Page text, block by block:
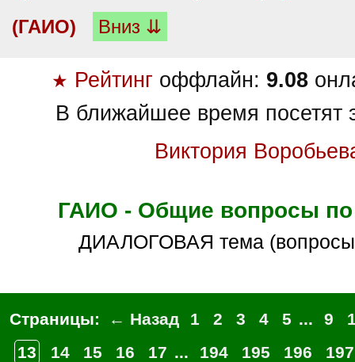
(ГАИО)
Вниз ⇊
★ Рейтинг оффлайн: 9.08
В ближайшее время посетят
Виктория
ГАИО - Общие вопросы по
ДИАЛОГОВАЯ тема
Страницы: ← Назад 1 2 3 4 5 ... 9
13
14 15 16 17 ... 194 195 196
197